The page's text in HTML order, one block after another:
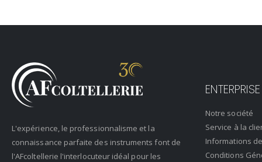
L'expérience, le professionnalisme et la
connaissance parfaite des instruments font de
l'AFcoltellerie l'interlocuteur idéal pour les
ENTERPRISE
Notre société
Service à la
Informations
Conditions